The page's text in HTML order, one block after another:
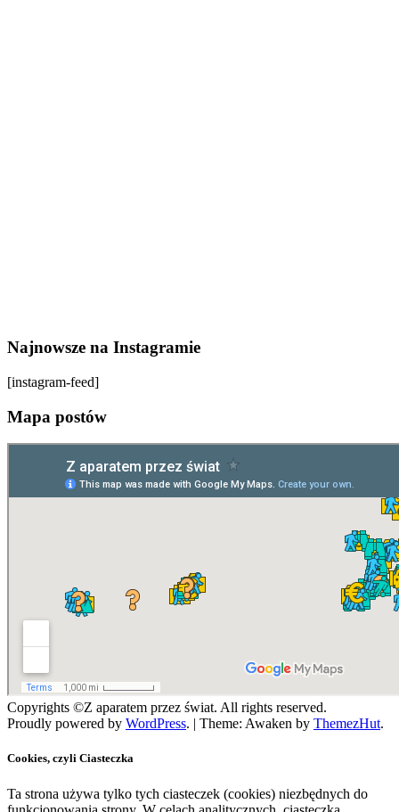
Najnowsze na Instagramie
[instagram-feed]
Mapa postów
Copyrights ©Z aparatem przez świat. All rights reserved.
Proudly powered by WordPress. | Theme: Awaken by ThemezHut.
Cookies, czyli Ciasteczka
Ta strona używa tylko tych ciasteczek (cookies) niezbędnych do